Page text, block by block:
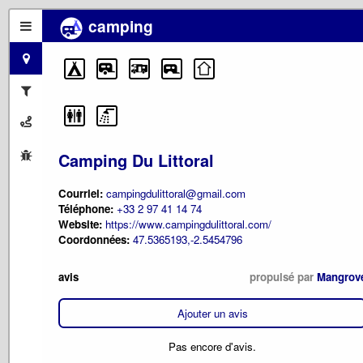
camping
Camping Du Littoral
Courriel: campingdulittoral@gmail.com
Téléphone: +33 2 97 41 14 74
Website: https://www.campingdulittoral.com/
Coordonnées: 47.5365193,-2.5454796
avis propulsé par
Ajouter un avis
Pas encore d'avis.